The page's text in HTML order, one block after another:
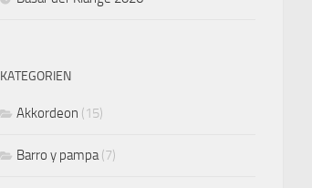
KATEGORIEN
Akkordeon (15)
Barro y pampa(7)